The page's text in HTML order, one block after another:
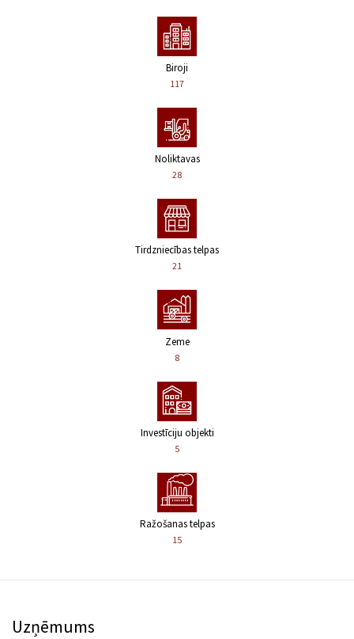
Biroji
117
Noliktavas
28
Tirdzniecības telpas
21
Zeme
8
Investīciju objekti
5
Ražošanas telpas
15
Uzņēmums